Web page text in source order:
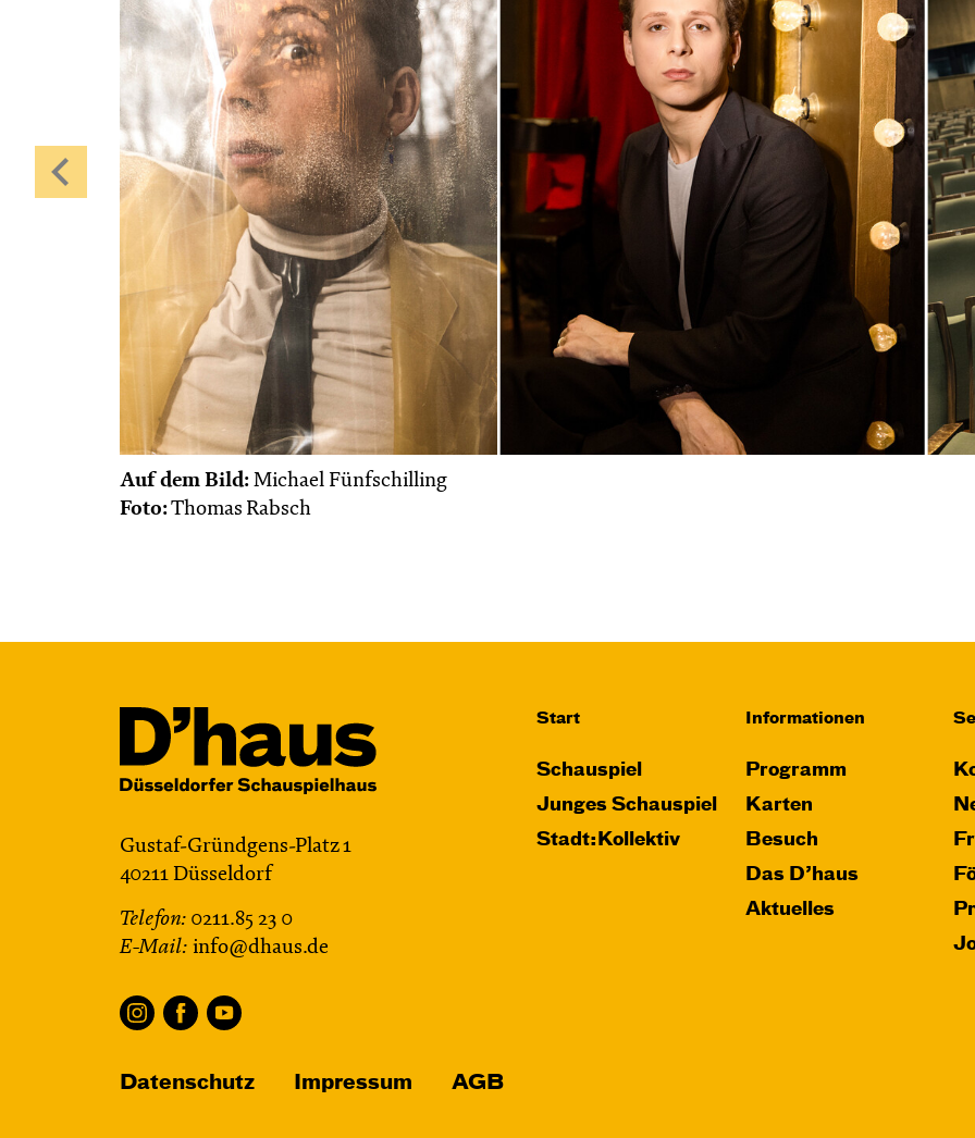
Auf dem Bild: Michael Fünfschilling
Foto:Thomas Rabsch
Gustaf-Gründgens-Platz 1
40211 Düsseldorf
Telefon: 0211.85 23 0
E-Mail: info@dhaus.de
Start
Schauspiel
Junges Schauspiel
Stadt:Kollektiv
Informationen
Programm
Karten
Besuch
Das D’haus
Aktuelles
Datenschutz Impressum AGB